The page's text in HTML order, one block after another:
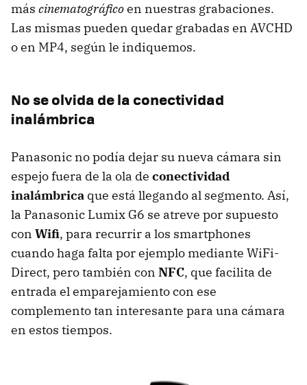
más cinematográficoen nuestras grabaciones.
Las mismas pueden quedar grabadas en AVCHD
o en MP4, según le indiquemos.
No se olvida de la conectividad
inalámbrica
Panasonic no podía dejar su nueva cámara sin
espejo fuera de la ola de conectividad
inalámbrica que está llegando al segmento. Así,
la Panasonic Lumix G6 se atreve por supuesto
con Wifi, para recurrir a los smartphones
cuando haga falta por ejemplo mediante WiFi-
Direct, pero también con NFC, que facilita de
entrada el emparejamiento con ese
complemento tan interesante para una cámara
en estos tiempos.